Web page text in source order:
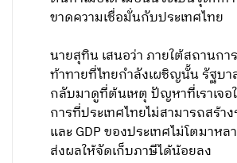
ขาดความเชื่อมั่นกับประเทศไทย
นายสุทิน เสนอว่า ภายใต้สถานก
ท้าทายที่ไทยกำลังเผชิญนั้น รัฐบ
กลับมาดูที่ต้นเหตุ ปัญหาที่เราเจอ
การที่ประเทศไทยไม่สามารถสร้าง
และ GDP ของประเทศไม่โตมาห
ส่งผลให้จัดเก็บภาษีได้น้อยลง